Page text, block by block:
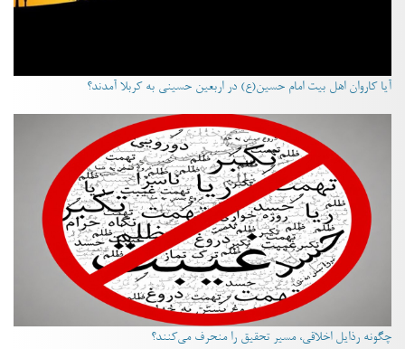
آیا کاروان اهل بیت امام حسین(ع) در اربعین حسینی به کربلا آمدند؟
چگونه رذایل اخلاقی، مسیر تحقیق را منحرف می‌کنند؟